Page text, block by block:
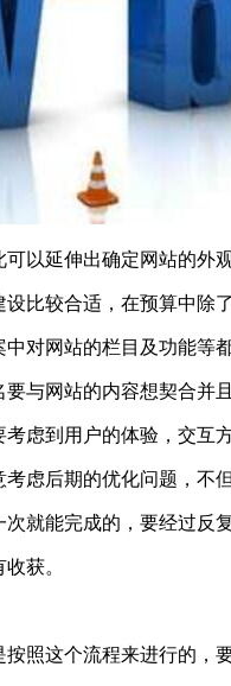
以延伸出确定网站的外
比较合适，在预算中除
对网站的栏目及功能等
与网站的内容想契合并
虑到用户的体验，交互
虑后期的优化问题，不
就能完成的，要经过反
获。
照这个流程来进行的，